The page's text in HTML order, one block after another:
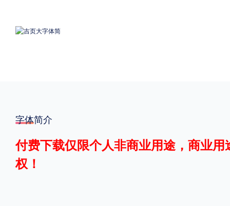
格式
.TTF
字体简介
付费下载仅限个人非商业用途，商业
权！